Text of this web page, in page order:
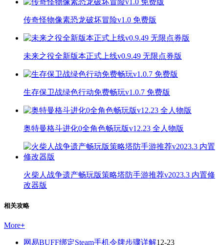
传奇怪物像素恐龙破坏冒险v1.0 免费版
未来之役全新版本正式上线v0.9.49 无限点券版
生存保卫战绿色行动免费畅玩v1.0.7 免费版
奥特曼格斗进化0全角色畅玩版v12.23 全人物版
火柴人战争遗产畅玩版策略塔防手游推荐v2023.3 内置修
改器版
相关攻略
More+
网易BUFF绑定Steam手机令牌步骤详解12-23